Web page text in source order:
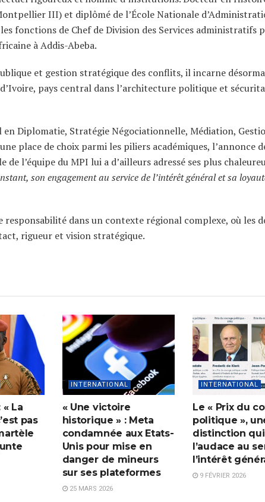
III) et diplômé de l’École Nationale
fonctions de Chef de Division des Services administratifs
à Addis-Abeba.
et gestion stratégique des conflits, il incarne
pays central dans l’architecture politique et
Diplomatie, Stratégie Négociationnelle, Médiation,
place de choix parmi les piliers académiques, l’annonce
l’équipe du MPI lui a d’ailleurs adressé ses plus
son engagement au service de l’intérêt général et sa
responsabilité dans un contexte régional complexe, où les
rigueur et vision stratégique.
« La
pas
INTERNATIONAL
« Une victoire
historique » : Meta
condamnée aux Etats-
Unis pour mise en
danger de mineurs
sur ses plateformes
25 MARS 2026
INTERNATIONAL
Le « Prix du
politique »,
distinction
l’audace au
l’intérêt
9 FÉVRIER 2026